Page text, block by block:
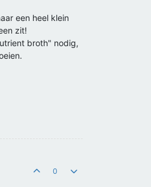
een heel klein
zit!
broth" nodig,
0